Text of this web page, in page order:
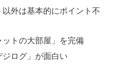
外は基本的にポイント不
トの大部屋」を完備
ログ」が面白い